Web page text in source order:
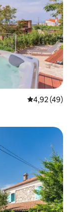
4,92 av 5 i
4,92 (49)